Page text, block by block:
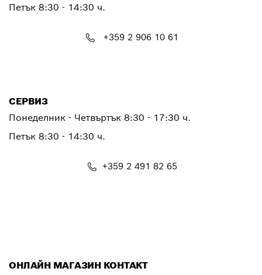
Петък 8:30 - 14:30 ч.
+359 2 906 10 61
СЕРВИЗ
Понеделник - Четвъртък 8:30 - 17:30 ч.
Петък 8:30 - 14:30 ч.
+359 2 491 82 65
ОНЛАЙН МАГАЗИН КОНТАКТ